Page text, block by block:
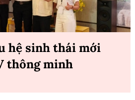
hệ sinh thái mới
thông minh